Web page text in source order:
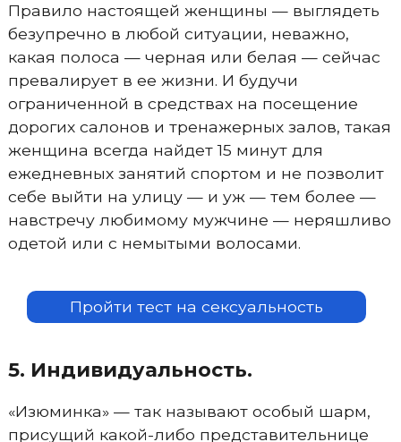
Правило настоящей женщины — выглядеть
безупречно в любой ситуации, неважно,
какая полоса — черная или белая — сейчас
превалирует в ее жизни. И будучи
ограниченной в средствах на посещение
дорогих салонов и тренажерных залов, такая
женщина всегда найдет 15 минут для
ежедневных занятий спортом и не позволит
себе выйти на улицу — и уж — тем более —
навстречу любимому мужчине — неряшливо
одетой или с немытыми волосами.
Пройти тест на сексуальность
5. Индивидуальность.
«Изюминка» — так называют особый шарм,
присущий какой-либо представительнице